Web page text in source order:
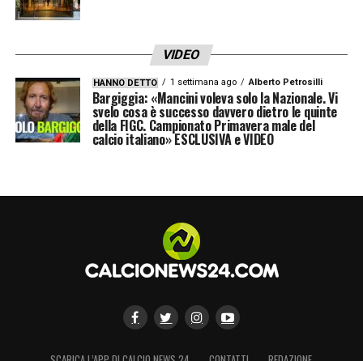
VIDEO
HANNO DETTO 1 settimana ago Alberto Petrosilli
Bargiggia: «Mancini voleva solo la Nazionale. Vi
svelo cosa è successo davvero dietro le quinte
della FIGC. Campionato Primavera male del
calcio italiano» ESCLUSIVA e VIDEO